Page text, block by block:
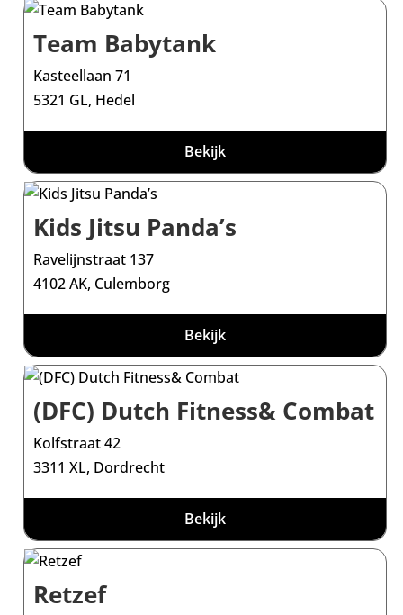
Team Babytank
Kasteellaan 71
5321 GL, Hedel
Bekijk
Kids Jitsu Panda’s
Ravelijnstraat 137
4102 AK, Culemborg
Bekijk
(DFC) Dutch Fitness& Combat
Kolfstraat 42
3311 XL, Dordrecht
Bekijk
Retzef